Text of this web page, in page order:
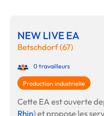
NEW LIVE EA
Betschdorf (67)
0 travailleurs
Production industrielle
Cette EA est ouverte
Rhin) et propose les